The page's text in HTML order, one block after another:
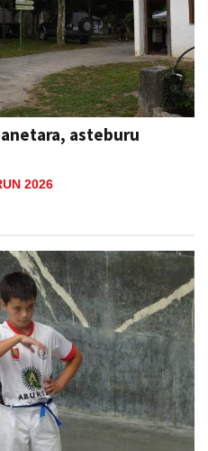
asteburu
2026